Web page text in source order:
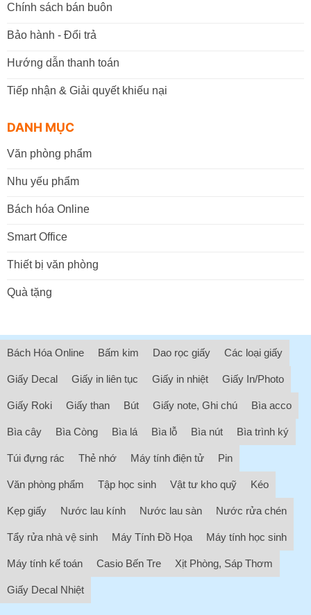
Chính sách bán buôn
Bảo hành - Đổi trả
Hướng dẫn thanh toán
Tiếp nhận & Giải quyết khiếu nại
DANH MỤC
Văn phòng phẩm
Nhu yếu phẩm
Bách hóa Online
Smart Office
Thiết bị văn phòng
Quà tặng
Bách Hóa Online Bấm kim Dao rọc giấy Các loại giấy
Giấy Decal Giấy in liên tục Giấy in nhiệt Giấy In/Photo
Giấy Roki Giấy than Bút Giấy note, Ghi chú Bìa acco
Bìa cây Bìa Còng Bìa lá Bìa lỗ Bìa nút Bìa trình ký
Túi đựng rác Thẻ nhớ Máy tính điện tử Pin
Văn phòng phẩm Tập học sinh Vật tư kho quỹ Kéo
Kẹp giấy Nước lau kính Nước lau sàn Nước rửa chén
Tẩy rửa nhà vệ sinh Máy Tính Đồ Họa Máy tính học sinh
Máy tính kế toán Casio Bến Tre Xịt Phòng, Sáp Thơm
Giấy Decal Nhiệt